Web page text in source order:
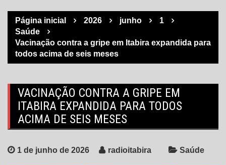
Página inicial 2026 junho
1
Saúde
Vacinação contra a gripe em Itabira expandida para
todos acima de seis meses
VACINAÇÃO CONTRA A GRIPE EM
ITABIRA EXPANDIDA PARA TODOS
ACIMA DE SEIS MESES
1 de junho de 2026 radioitabira Saúde